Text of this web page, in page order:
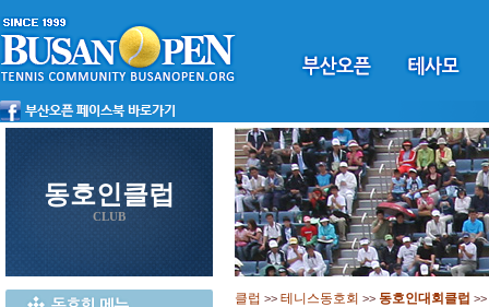
동호인클럽
CLUB
클럽 >> 테니스동호회 >> 동호인대회클럽 >>